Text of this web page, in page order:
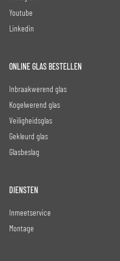
Youtube
Linkedin
ONLINE GLAS BESTELLEN
Inbraakwerend glas
Kogelwerend glas
Veiligheidsglas
Gekleurd glas
Glasbeslag
DIENSTEN
Inmeetservice
Montage